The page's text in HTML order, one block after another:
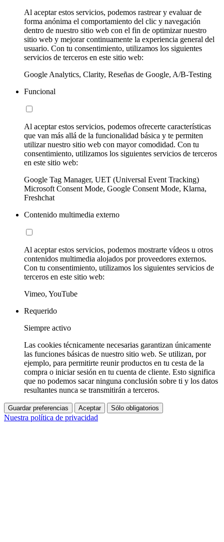
Al aceptar estos servicios, podemos rastrear y evaluar de
forma anónima el comportamiento del clic y navegación
dentro de nuestro sitio web con el fin de optimizar nuestro
sitio web y mejorar continuamente la experiencia general del
usuario. Con tu consentimiento, utilizamos los siguientes
servicios de terceros en este sitio web:
Google Analytics, Clarity, Reseñas de Google, A/B-Testing
Funcional
Al aceptar estos servicios, podemos ofrecerte características
que van más allá de la funcionalidad básica y te permiten
utilizar nuestro sitio web con mayor comodidad. Con tu
consentimiento, utilizamos los siguientes servicios de terceros
en este sitio web:
Google Tag Manager, UET (Universal Event Tracking)
Microsoft Consent Mode, Google Consent Mode, Klarna,
Freshchat
Contenido multimedia externo
Al aceptar estos servicios, podemos mostrarte vídeos u otros
contenidos multimedia alojados por proveedores externos.
Con tu consentimiento, utilizamos los siguientes servicios de
terceros en este sitio web:
Vimeo, YouTube
Requerido
Siempre activo
Las cookies técnicamente necesarias garantizan únicamente
las funciones básicas de nuestro sitio web. Se utilizan, por
ejemplo, para permitirte reunir productos en tu cesta de la
compra o iniciar sesión en tu cuenta de cliente. Esto significa
que no podemos sacar ninguna conclusión sobre ti y los datos
resultantes nunca se transmitirán a terceros.
Guardar preferencias Aceptar Sólo obligatorios
Nuestra política de privacidad